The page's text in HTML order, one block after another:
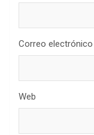
Correo electrónico
Web